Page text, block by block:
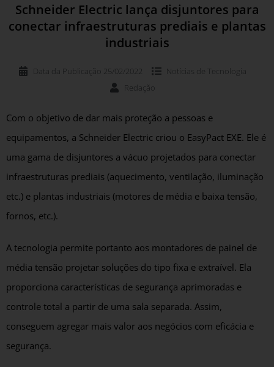
Schneider Electric lança disjuntores para
conectar infraestruturas prediais e plantas
industriais
Data da Publicação 25/02/2022 Notícias de
Tecnologia
Redação
Com o objetivo de dar mais proteção a pessoas e
equipamentos, a Schneider Electric criou o EasyPact EXE. Ele é
uma gama de disjuntores a vácuo projetados para conectar
infraestruturas prediais (aquecimento, ventilação, iluminação
etc.) e plantas industriais (motores de média e baixa tensão,
fornos, etc.).
A tecnologia permite portanto aos montadores de painel de
média tensão projetar soluções do tipo fixa e extraível. Ela
proporciona características de segurança aprimoradas e
controle total a partir de uma sala separada. Assim,
conseguem agregar mais valor aos negócios com eficácia e
segurança.